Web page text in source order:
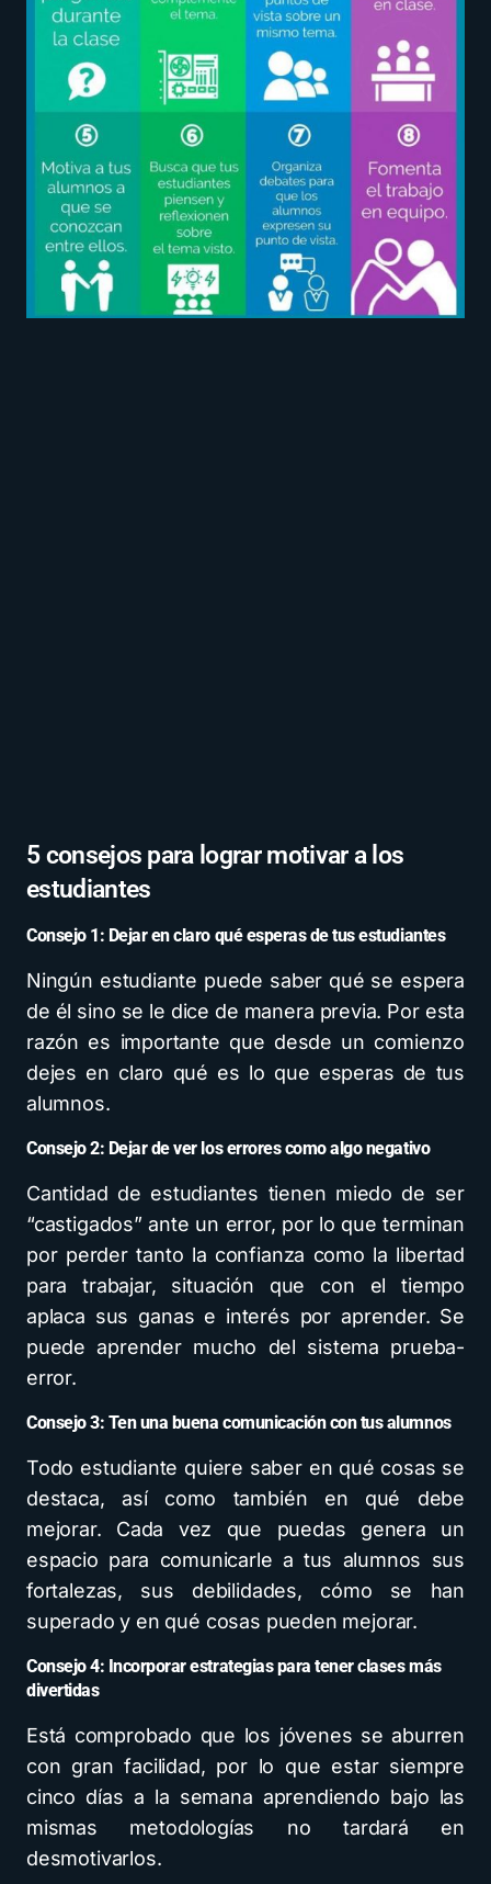
5 consejos para lograr motivar a los
estudiantes
Consejo 1: Dejar en claro qué esperas de tus estudiantes
Ningún estudiante puede saber qué se espera
de él sino se le dice de manera previa. Por esta
razón es importante que desde un comienzo
dejes en claro qué es lo que esperas de tus
alumnos.
Consejo 2: Dejar de ver los errores como algo negativo
Cantidad de estudiantes tienen miedo de ser
“castigados” ante un error, por lo que terminan
por perder tanto la confianza como la libertad
para trabajar, situación que con el tiempo
aplaca sus ganas e interés por aprender. Se
puede aprender mucho del sistema prueba-
error.
Consejo 3: Ten una buena comunicación con tus alumnos
Todo estudiante quiere saber en qué cosas se
destaca, así como también en qué debe
mejorar. Cada vez que puedas genera un
espacio para comunicarle a tus alumnos sus
fortalezas, sus debilidades, cómo se han
superado y en qué cosas pueden mejorar.
Consejo 4: Incorporar estrategias para tener clases más
divertidas
Está comprobado que los jóvenes se aburren
con gran facilidad, por lo que estar siempre
cinco días a la semana aprendiendo bajo las
mismas metodologías no tardará en
desmotivarlos.